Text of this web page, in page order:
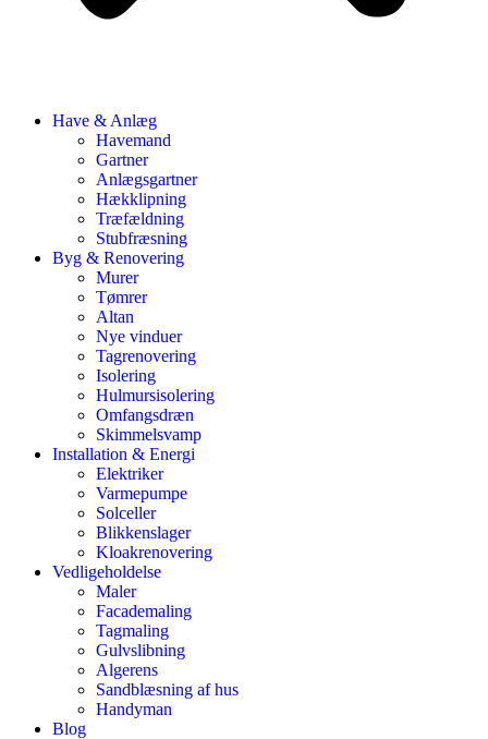
Have & Anlæg
Havemand
Gartner
Anlægsgartner
Hækklipning
Træfældning
Stubfræsning
Byg & Renovering
Murer
Tømrer
Altan
Nye vinduer
Tagrenovering
Isolering
Hulmursisolering
Omfangsdræn
Skimmelsvamp
Installation & Energi
Elektriker
Varmepumpe
Solceller
Blikkenslager
Kloakrenovering
Vedligeholdelse
Maler
Facademaling
Tagmaling
Gulvslibning
Algerens
Sandblæsning af hus
Handyman
Blog